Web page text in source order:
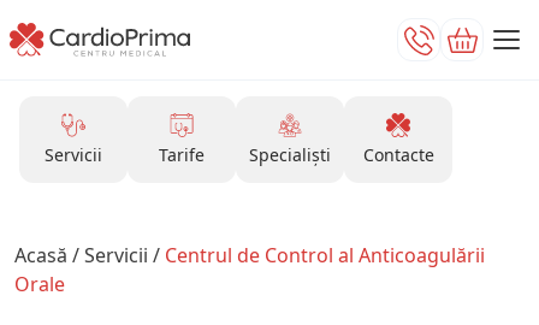
Servicii Tarife Specialiști Contacte
Acasă /Servicii / Centrul de Control al Anticoagulării
Orale